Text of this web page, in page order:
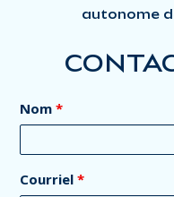
autonome
Nom*
Courriel*